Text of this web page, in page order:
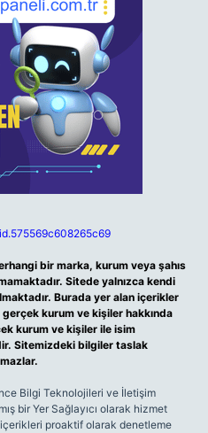
bir marka, kurum veya şahıs
Sitede yalnızca kendi
Burada yer alan içerikler
kurum ve kişiler hakkında
kurum ve kişiler ile isim
Sitemizdeki bilgiler taslak
Bilgi Teknolojileri ve İletişim
bir Yer Sağlayıcı olarak hizmet
proaktif olarak denetleme